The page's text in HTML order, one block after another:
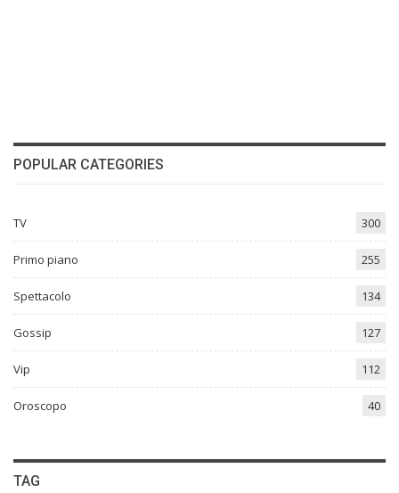
POPULAR CATEGORIES
TV 300
Primo piano 255
Spettacolo 134
Gossip 127
Vip 112
Oroscopo 40
TAG